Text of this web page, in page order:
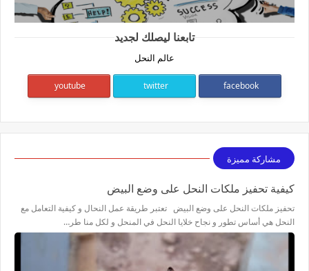
تابعنا ليصلك لجديد
عالم النحل
facebook
twitter
youtube
مشاركة مميزة
كيفية تحفيز ملكات النحل على وضع البيض
تحفيز ملكات النحل على وضع البيض تعتبر طريقة عمل النحال و كيفية التعامل مع
النحل هي أساس تطور و نجاح خلايا النحل في المنحل و لكل منا طر…